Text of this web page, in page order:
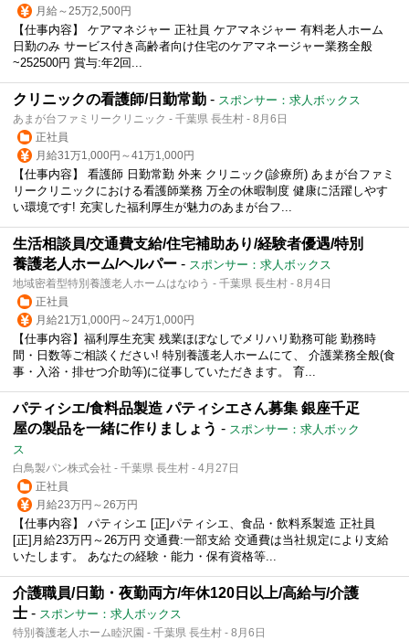
月給～25万2,500円
【仕事内容】 ケアマネジャー 正社員 ケアマネジャー 有料老人ホーム
日勤のみ サービス付き高齢者向け住宅のケアマネージャー業務全般
~252500円 賞与:年2回...
クリニックの看護師/日勤常勤 - スポンサー：求人ボックス
あまが台ファミリークリニック - 千葉県 長生村 - 8月6日
正社員
月給31万1,000円～41万1,000円
【仕事内容】 看護師 日勤常勤 外来 クリニック(診療所) あまが台ファミ
リークリニックにおける看護師業務 万全の休暇制度 健康に活躍しやす
い環境です! 充実した福利厚生が魅力のあまが台フ...
生活相談員/交通費支給/住宅補助あり/経験者優遇/特別
養護老人ホーム/ヘルパー - スポンサー：求人ボックス
地域密着型特別養護老人ホームはなゆう - 千葉県 長生村 - 8月4日
正社員
月給21万1,000円～24万1,000円
【仕事内容】福利厚生充実 残業ほぼなしでメリハリ勤務可能 勤務時
間・日数等ご相談ください! 特別養護老人ホームにて、 介護業務全般(食
事・入浴・排せつ介助等)に従事していただきます。 育...
パティシエ/食料品製造 パティシエさん募集 銀座千疋
屋の製品を一緒に作りましょう - スポンサー：求人ボック
ス
白鳥製パン株式会社 - 千葉県 長生村 - 4月27日
正社員
月給23万円～26万円
【仕事内容】 パティシエ [正]パティシエ、食品・飲料系製造 正社員
[正]月給23万円～26万円 交通費:一部支給 交通費は当社規定により支給
いたします。 あなたの経験・能力・保有資格等...
介護職員/日勤・夜勤両方/年休120日以上/高給与/介護
士 - スポンサー：求人ボックス
特別養護老人ホーム睦沢園 - 千葉県 長生村 - 8月6日